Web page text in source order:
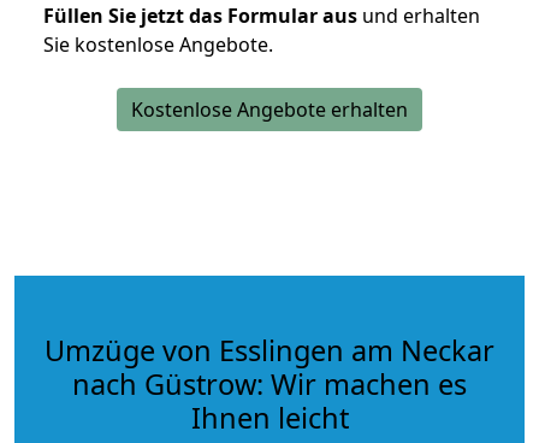
Füllen Sie jetzt das Formular aus und erhalten
Sie kostenlose Angebote.
Kostenlose Angebote erhalten
Umzüge von Esslingen am Neckar
nach Güstrow: Wir machen es
Ihnen leicht